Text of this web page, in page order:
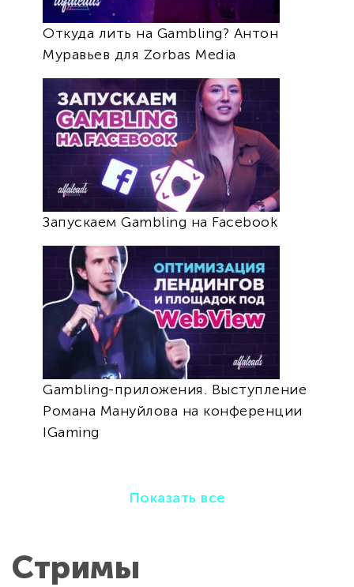
Откуда лить на Gambling? Антон
Муравьев для Zorbas Media
Запускаем Gambling на Facebook
Gambling-приложения. Выступление
Романа Мануйлова на конференции
IGaming
Показать все
Стримы